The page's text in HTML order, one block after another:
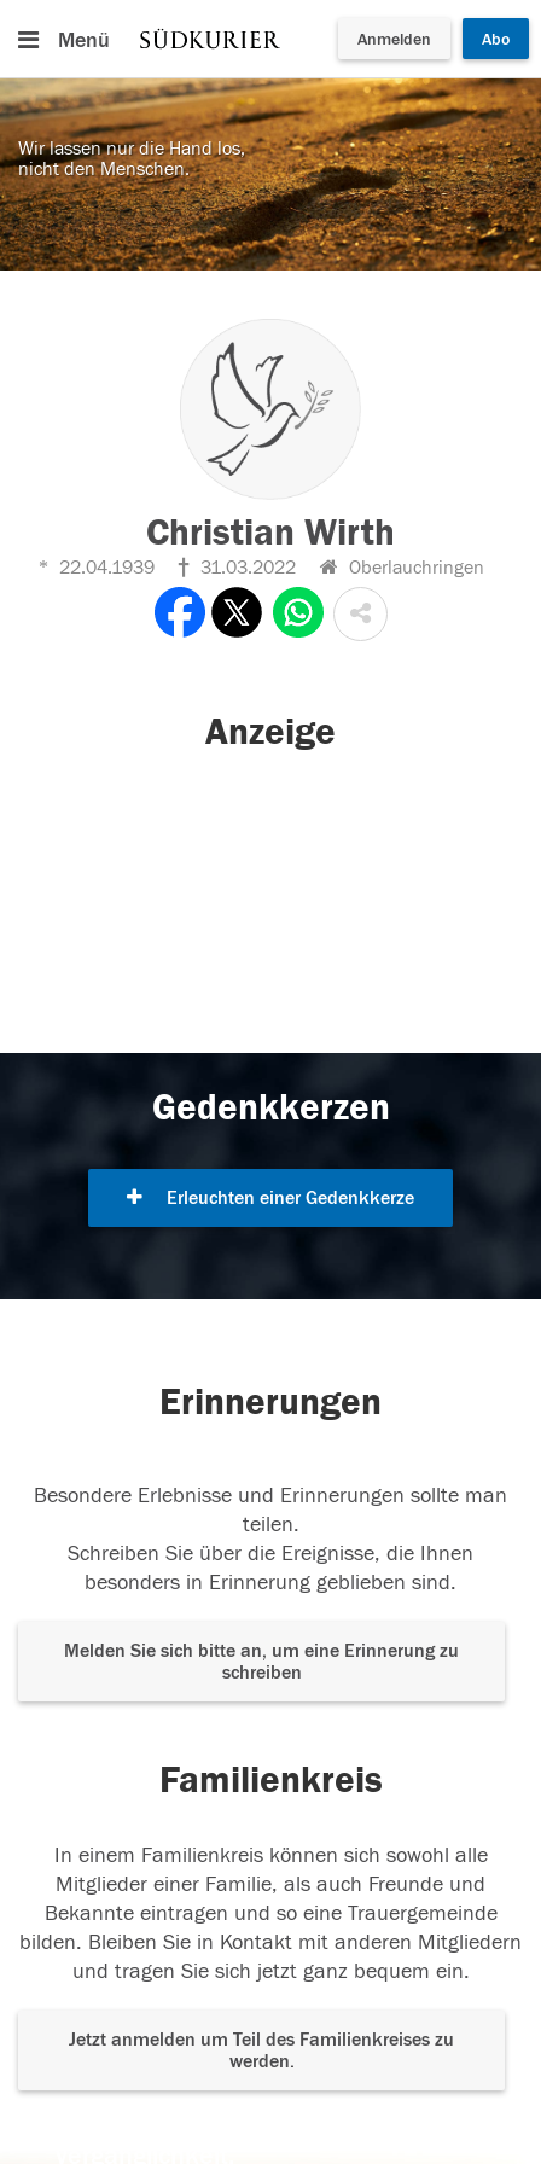
Menü Anmelden Abo
Wir lassen nur die Hand los,
nicht den Menschen.
Christian Wirth
22.04.1939 31.03.2022 Oberlauchringen
Anzeige
Gedenkkerzen
Erleuchten einer Gedenkkerze
Erinnerungen
Besondere Erlebnisse und Erinnerungen sollte man
teilen.
Schreiben Sie über die Ereignisse, die Ihnen
besonders in Erinnerung geblieben sind.
Melden Sie sich bitte an, um eine Erinnerung zu
schreiben
Familienkreis
In einem Familienkreis können sich sowohl alle
Mitglieder einer Familie, als auch Freunde und
Bekannte eintragen und so eine Trauergemeinde
bilden. Bleiben Sie in Kontakt mit anderen Mitgliedern
und tragen Sie sich jetzt ganz bequem ein.
Jetzt anmelden um Teil des Familienkreises zu
werden.